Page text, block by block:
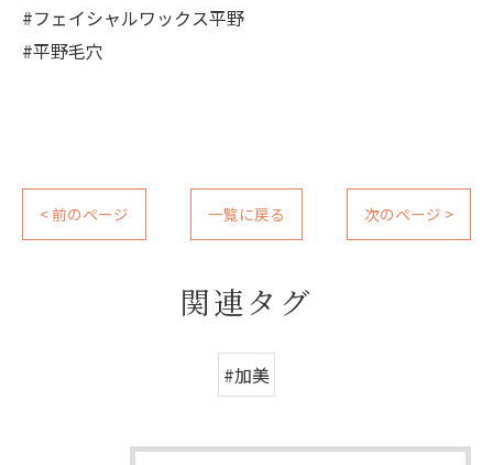
#フェイシャルワックス平野
#平野毛穴
< 前のページ 一覧に戻る 次のページ >
関連タグ
#加美